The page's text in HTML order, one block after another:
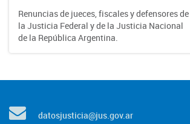
Renuncias de jueces, fiscales y defensores de
la Justicia Federal y de la Justicia Nacional
de la República Argentina.
datosjusticia@jus.gov.ar